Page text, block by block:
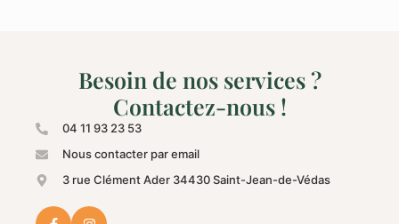
Besoin de nos services ?
Contactez-nous !
04 11 93 23 53
Nous contacter par email
3 rue Clément Ader 34430 Saint-Jean-de-Védas